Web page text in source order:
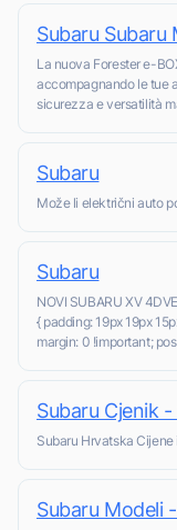
Subaru Subaru
La nuova Forester e-
accompagnando le tue
sicurezza e versatilità
Subaru
Može li električni auto
Subaru
NOVI SUBARU XV
{ padding: 19px 19px
margin: 0 !important;
Subaru Cjenik
Subaru Hrvatska
Subaru Modeli